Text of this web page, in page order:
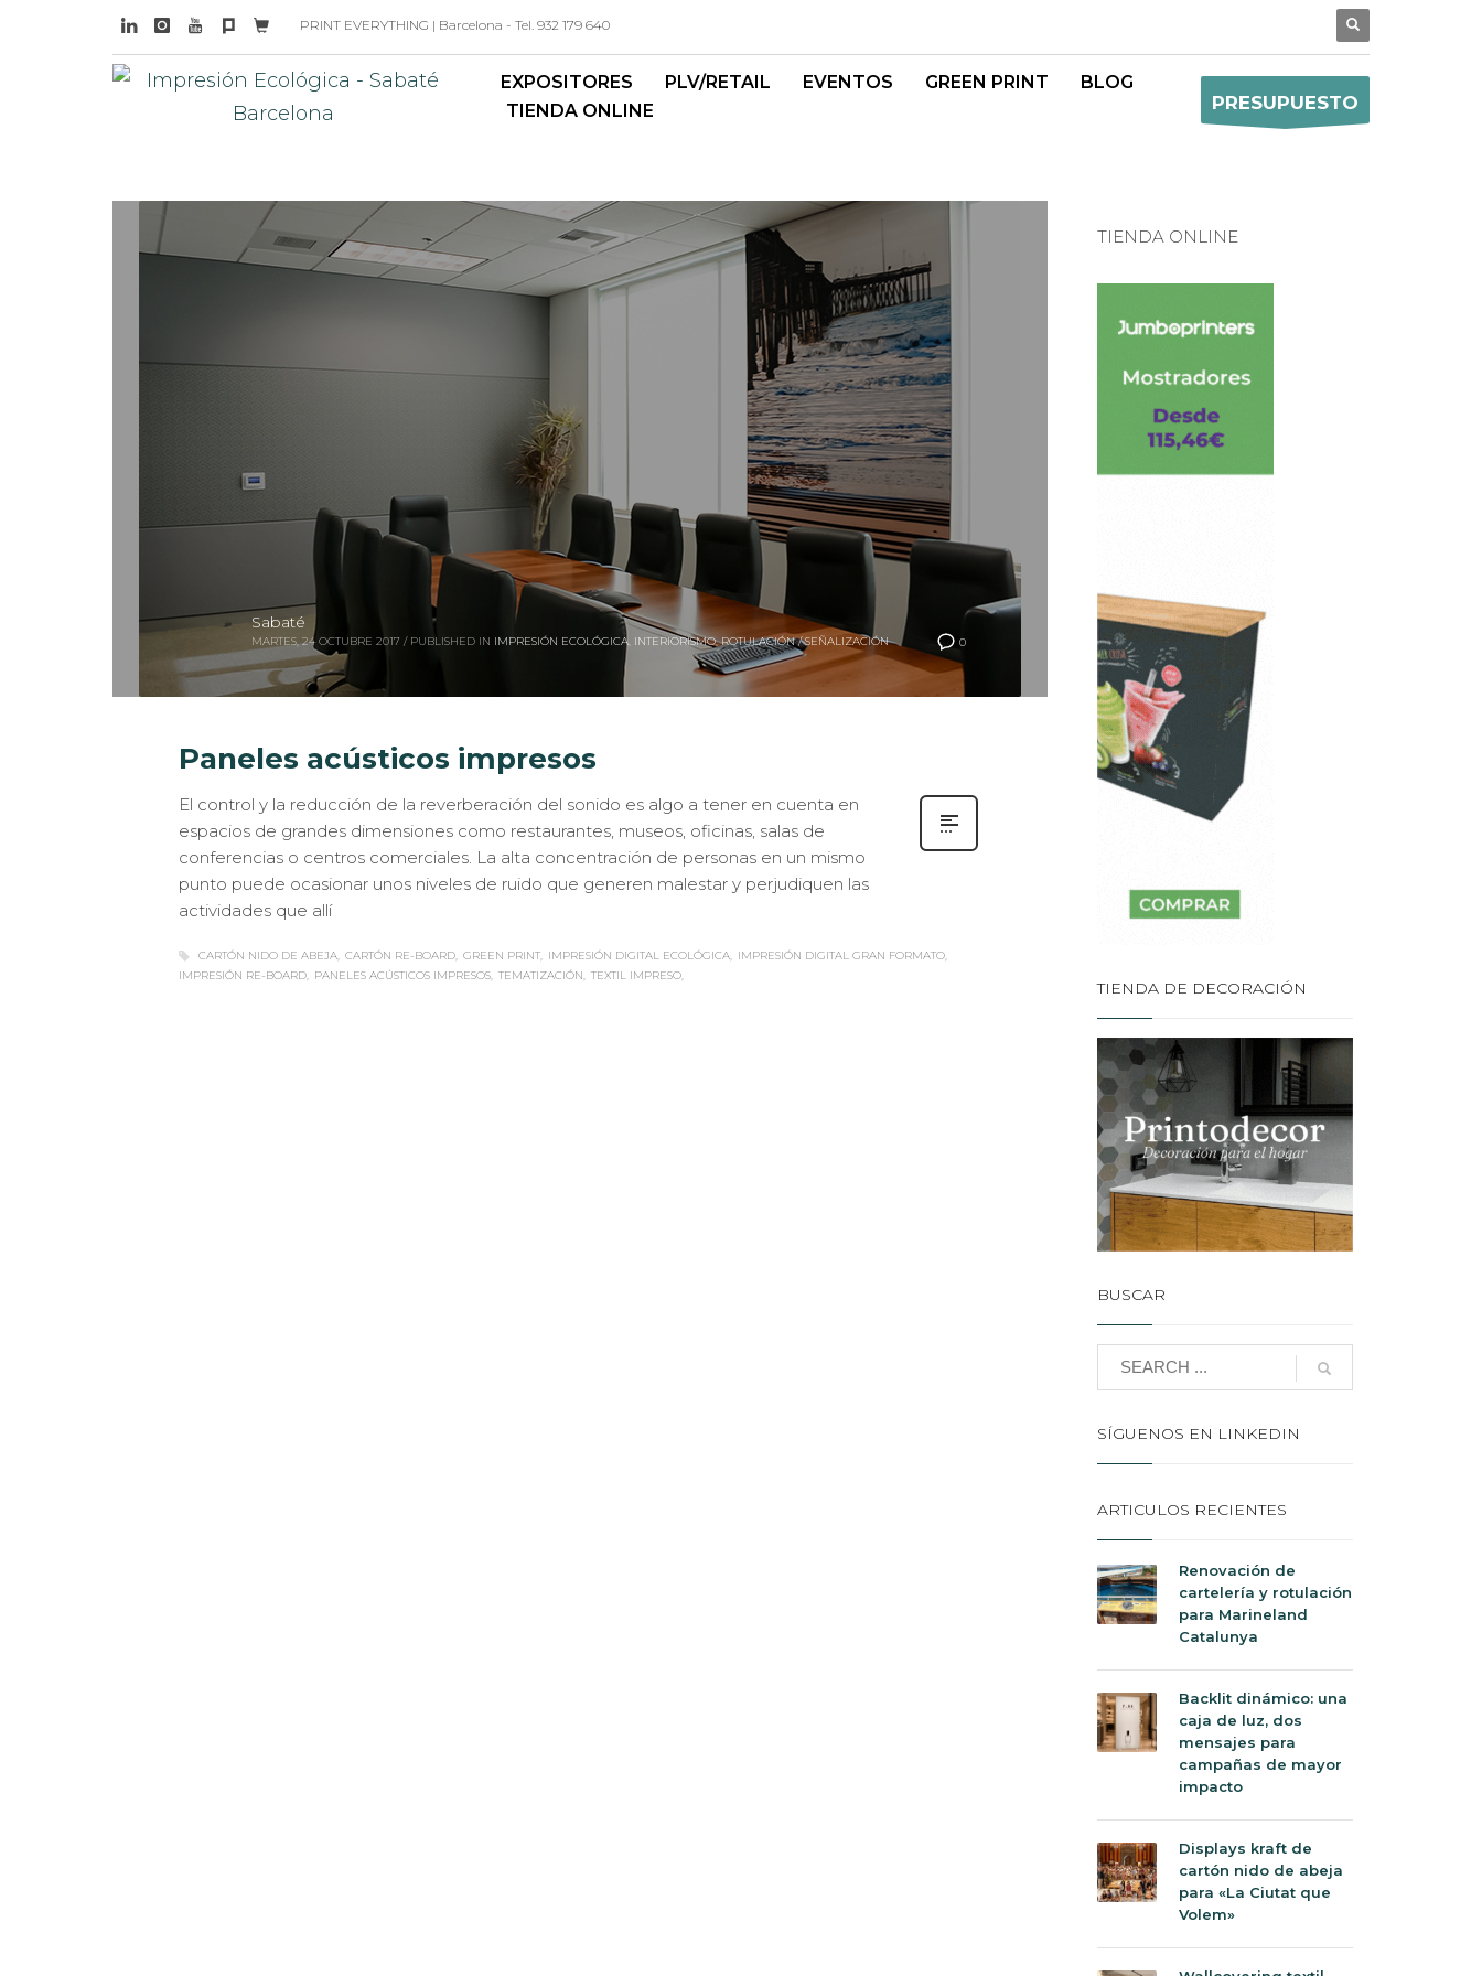
PRINT EVERYTHING | Barcelona - Tel. 932 179 640
EXPOSITORES PLV/RETAIL EVENTOS GREEN PRINT
BLOG
TIENDA ONLINE
PRESUPUESTO
0
Sabaté
MARTES, 24 OCTUBRE 2017 / PUBLISHED IN IMPRESIÓN ECOLÓGICA, INTERIORISMO,ROTULACIÓN / SEÑALIZACIÓN
Paneles acústicos impresos
El control y la reducción de la reverberación del sonido es algo a tener en cuenta en
espacios de grandes dimensiones como restaurantes, museos, oficinas, salas de
conferencias o centros comerciales. La alta concentración de personas en un mismo
punto puede ocasionar unos niveles de ruido que generen malestar y perjudiquen las
actividades que allí
CARTÓN NIDO DE ABEJA CARTÓN RE-BOARD GREEN PRINT IMPRESIÓN DIGITAL ECOLÓGICA
IMPRESIÓN DIGITAL GRAN FORMATO
IMPRESIÓN RE-BOARD
PANELES ACÚSTICOS IMPRESOS TEMATIZACIÓN TEXTIL IMPRESO
TIENDA ONLINE
TIENDA DE DECORACIÓN
BUSCAR
SÍGUENOS EN LINKEDIN
ARTICULOS RECIENTES
Renovación de
cartelería y rotulación
para Marineland
Catalunya
Backlit dinámico: una
caja de luz, dos
mensajes para
campañas de mayor
impacto
Displays kraft de
cartón nido de abeja
para «La Ciutat que
Volem»